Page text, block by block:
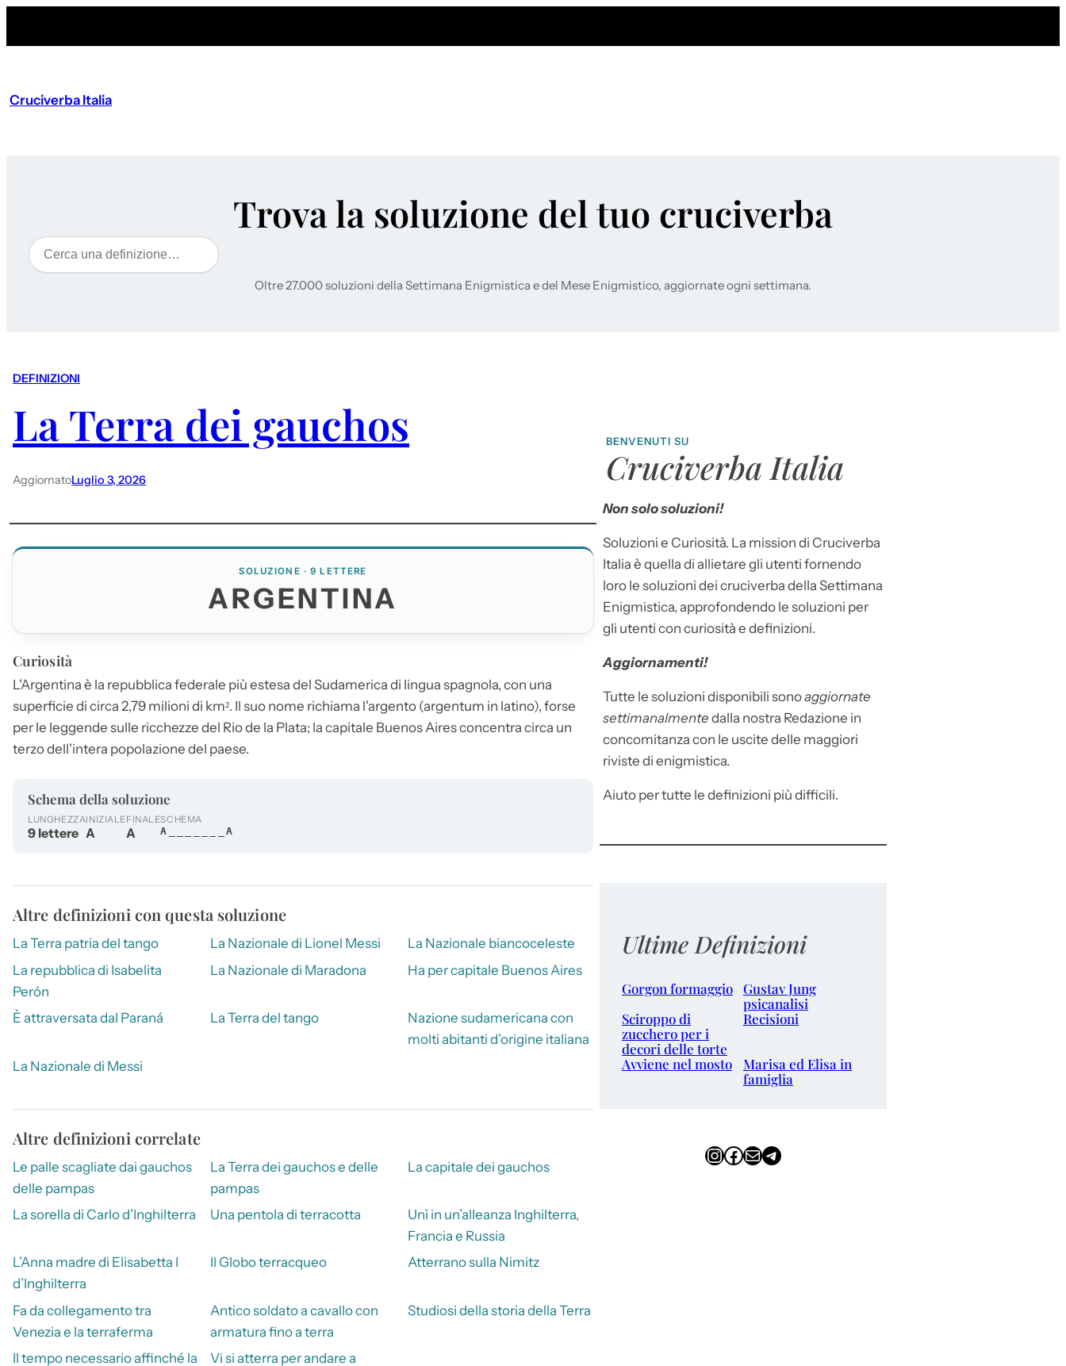
Cruciverba Italia
Trova la soluzione del tuo cruciverba
Cerca
Oltre 27.000 soluzioni della Settimana Enigmistica e del Mese Enigmistico, aggiornate ogni settimana.
DEFINIZIONI
La Terra dei gauchos
AggiornatoLuglio 3, 2026
SOLUZIONE · 9 LETTERE
ARGENTINA
Curiosità
L'Argentina è la repubblica federale più estesa del Sudamerica di lingua spagnola, con una
superficie di circa 2,79 milioni di km². Il suo nome richiama l'argento (argentum in latino), forse
per le leggende sulle ricchezze del Rio de la Plata; la capitale Buenos Aires concentra circa un
terzo dell'intera popolazione del paese.
Schema della soluzione
LUNGHEZZA
9 lettere
INIZIALE
A
FINALE
A
SCHEMA
A_______A
Altre definizioni con questa soluzione
La Terra patria del tango La Nazionale di Lionel Messi
La Nazionale biancoceleste
La repubblica di Isabelita
Perón
La Nazionale di Maradona Ha per capitale Buenos Aires
È attraversata dal Paraná La Terra del tango
Nazione sudamericana con
molti abitanti d’origine italiana
La Nazionale di Messi
Altre definizioni correlate
Le palle scagliate dai gauchos
delle pampas
La Terra dei gauchos e delle
pampas
La capitale dei gauchos
La sorella di Carlo d’Inghilterra Una pentola di terracotta
Unì in un’alleanza Inghilterra,
Francia e Russia
L’Anna madre di Elisabetta I
d’Inghilterra
Il Globo terracqueo Atterrano sulla Nimitz
Fa da collegamento tra
Venezia e la terraferma
Antico soldato a cavallo con
armatura fino a terra
Studiosi della storia della Terra
Il tempo necessario affinché la
Vi si atterra per andare a
BENVENUTI SU
Cruciverba Italia
Non solo soluzioni!
Soluzioni e Curiosità. La mission di Cruciverba
Italia è quella di allietare gli utenti fornendo
loro le soluzioni dei cruciverba della Settimana
Enigmistica, approfondendo le soluzioni per
gli utenti con curiosità e definizioni.
Aggiornamenti!
Tutte le soluzioni disponibili sonoaggiornate
settimanalmente dalla nostra Redazione in
concomitanza con le uscite delle maggiori
riviste di enigmistica.
Aiuto per tutte le definizioni più difficili.
Ultime Definizioni
Gorgon formaggio Gustav Jung
psicanalisi
Sciroppo di
zucchero per i
decori delle torte
Recisioni
Avviene nel mosto
Marisa ed Elisa in
famiglia
InstagramFacebook Email Telegram